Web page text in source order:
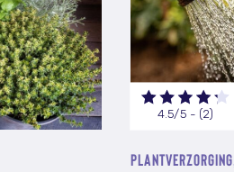
4.5/5 - (2)